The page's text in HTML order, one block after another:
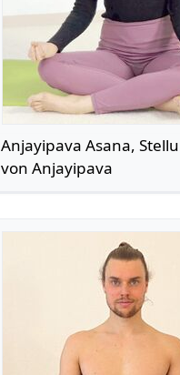
Anjayipava Asana,
von Anjayipava